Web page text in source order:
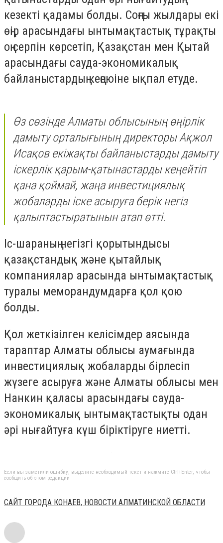
кезекті қадамы болды. Соңғы жылдары екі
өңір арасындағы ынтымақтастық тұрақты
оң серпін көрсетіп, Қазақстан мен Қытай
арасындағы сауда-экономикалық
байланыстардың кеңеюіне ықпал етуде.
Өз сөзінде Алматы облысының өңірлік
дамыту орталығының директоры Ақжол
Исақов екіжақты байланыстарды дамыту
іскерлік қарым-қатынастарды кеңейтіп
қана қоймай, жаңа инвестициялық
жобаларды іске асыруға берік негіз
қалыптастыратынын атап өтті.
Іс-шараның негізгі қорытындысы
қазақстандық және қытайлық
компаниялар арасында ынтымақтастық
туралы меморандумдарға қол қою
болды.
Қол жеткізілген келісімдер аясында
тараптар Алматы облысы аумағында
инвестициялық жобаларды бірлесіп
жүзеге асыруға және Алматы облысы мен
Нанкин қаласы арасындағы сауда-
экономикалық ынтымақтастықты одан
әрі нығайтуға күш біріктіруге ниетті.
Если вы заметили ошибку, выделите необходимый текст и нажмите Ctrl+Enter, чтобы
сообщить об этом редакции
САЙТ ГОРОДА КОНАЕВ, НОВОСТИ АЛМАТИНСКОЙ ОБЛАСТИ